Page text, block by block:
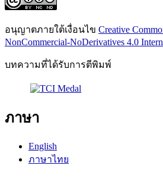
อนุญาตภายใต้เงื่อนไข Creative
NonCommercial-NoDerivatives 4.0
บทความที่ได้รับการตีพิมพ์
ภาษา
English
ภาษาไทย